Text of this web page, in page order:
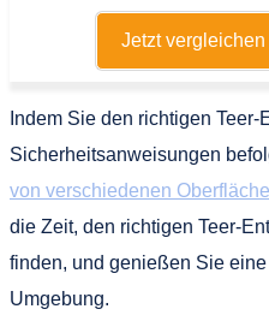
Jetzt
Indem Sie den richtigen
Sicherheitsanweisungen
von verschiedenen
die Zeit, den richtigen Teer-
finden, und genießen Sie
Umgebung.